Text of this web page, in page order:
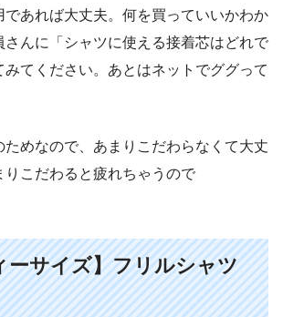
であれば大丈夫。何を買っていいかわか
さんに「シャツに使える接着芯はどれで
てください。あとはネットでググって
ためなので、あまりこだわらなくて大丈
りこだわると疲れちゃうので
ーサイズ】フリルシャツ